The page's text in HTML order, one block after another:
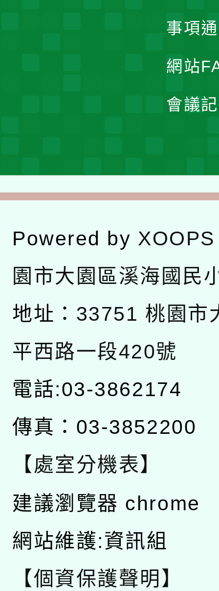
事項
網站
會議
Powered by XOOPS
園市大園區溪海國民
地址： 33751 桃園市
平西路一段420號
電話:03-3862174
傳真：03-3852200
【處室分機表】
建議瀏覽器 chrome
網站維護:資訊組
【個資保護聲明】